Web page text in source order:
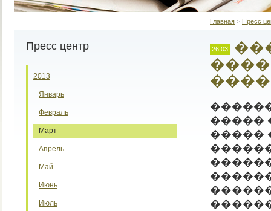
Пресс центр
2013
Январь
Февраль
Март
Апрель
Май
Июнь
Июль
Главная > Пресс
26.03
�����
�����